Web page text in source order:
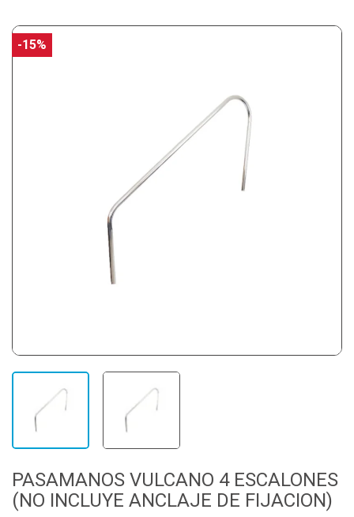
-15%
PASAMANOS VULCANO 4 ESCALONES
(NO INCLUYE ANCLAJE DE FIJACION)